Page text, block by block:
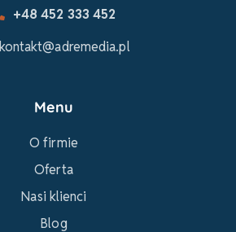
+48 452 333 452
kontakt@adremedia.pl
Menu
O firmie
Oferta
Nasi klienci
Blog